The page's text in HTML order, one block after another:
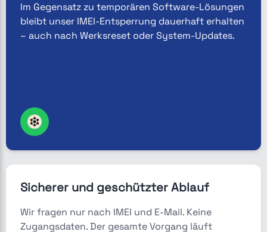
Im Gegensatz zu temporären Software-Lösungen
bleibt unser IMEI-Entsperrung dauerhaft erhalten
– auch nach Werksreset oder System-Updates.
Sicherer und geschützter Ablauf
Wir fragen nur nach IMEI und E-Mail. Keine
Zugangsdaten. Der gesamte Vorgang läuft